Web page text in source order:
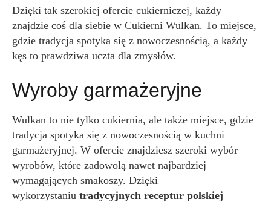
Dzięki tak szerokiej ofercie cukierniczej, każdy
znajdzie coś dla siebie w Cukierni Wulkan. To miejsce,
gdzie tradycja spotyka się z nowoczesnością, a każdy
kęs to prawdziwa uczta dla zmysłów.
Wyroby garmażeryjne
Wulkan to nie tylko cukiernia, ale także miejsce, gdzie
tradycja spotyka się z nowoczesnością w kuchni
garmażeryjnej. W ofercie znajdziesz szeroki wybór
wyrobów, które zadowolą nawet najbardziej
wymagających smakoszy. Dzięki
wykorzystaniu tradycyjnych receptur polskiej